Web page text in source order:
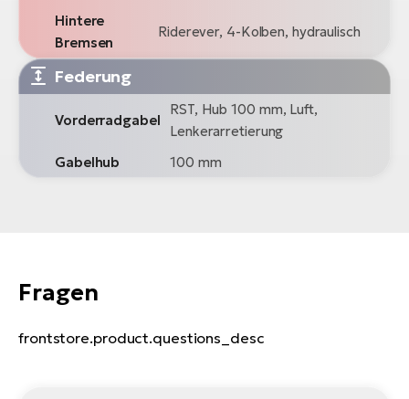
Hintere
Bremsen
Riderever, 4-Kolben, hydraulisch
Federung
Vorderradgabel
RST, Hub 100 mm, Luft,
Lenkerarretierung
Gabelhub
100 mm
Fragen
frontstore.product.questions_desc